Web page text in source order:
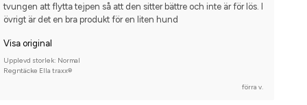
tvungen att flytta tejpen så att den sitter bättre och inte är för lös. I
övrigt är det en bra produkt för en liten hund
Visa original
Upplevd storlek: Normal
Regntäcke Ella traxx®
förra v.